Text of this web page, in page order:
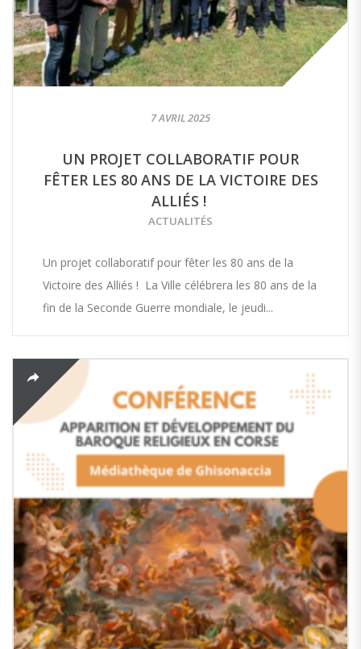
7 AVRIL 2025
UN PROJET COLLABORATIF POUR
FÊTER LES 80 ANS DE LA VICTOIRE DES
ALLIÉS !
ACTUALITÉS
Un projet collaboratif pour fêter les 80 ans de la
Victoire des Alliés ! La Ville célébrera les 80 ans de la
fin de la Seconde Guerre mondiale, le jeudi...